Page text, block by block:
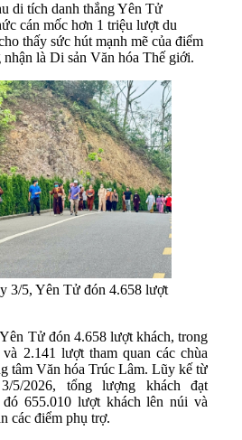
di tích danh thắng Yên Tử
cán mốc hơn 1 triệu lượt du
thấy sức hút mạnh mẽ của điểm
là Di sản Văn hóa Thế giới.
3/5, Yên Tử đón 4.658 lượt
Tử đón 4.658 lượt khách, trong
2.141 lượt tham quan các chùa
tâm Văn hóa Trúc Lâm. Lũy kế từ
5/2026, tổng lượng khách đạt
655.010 lượt khách lên núi và
các điểm phụ trợ.